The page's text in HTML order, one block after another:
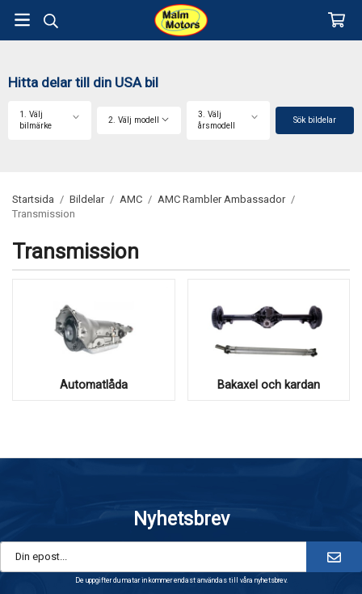
Hitta delar till din USA bil
1. Välj
bilmärke
2. Välj modell
3. Välj
årsmodell
Sök bildelar
Startsida / Bildelar / AMC / AMC Rambler Ambassador /
Transmission
Transmission
Automatlåda Bakaxel och kardan
Nyhetsbrev
De uppgifter du matar in kommer endast användas till våra nyhetsbrev.